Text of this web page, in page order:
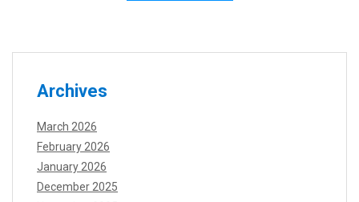
Archives
March 2026
February 2026
January 2026
December 2025